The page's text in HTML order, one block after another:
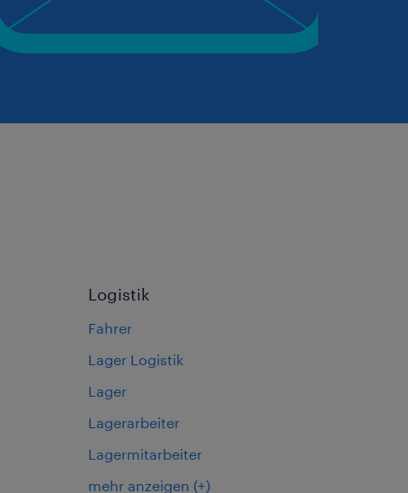
Logistik
Fahrer
Lager Logistik
Lager
Lagerarbeiter
Lagermitarbeiter
mehr anzeigen (+)